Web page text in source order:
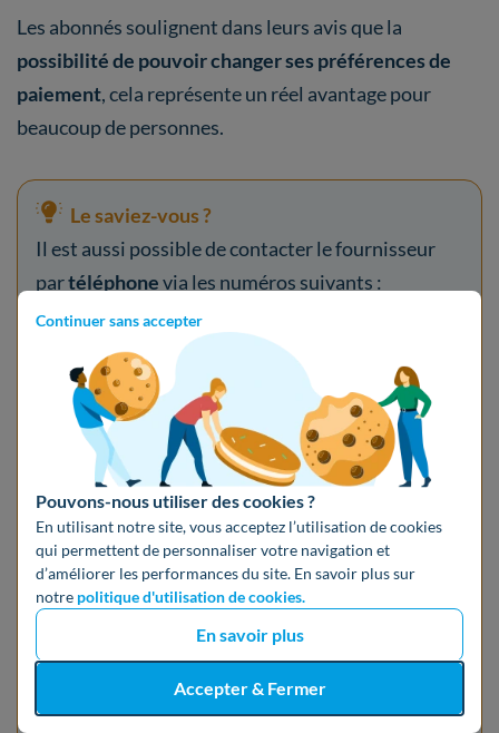
Continuer sans accepter
Pouvons-nous utiliser des cookies ?
En utilisant notre site, vous acceptez l’utilisation de cookies
qui permettent de personnaliser votre navigation et
d’améliorer les performances du site. En savoir plus sur
notre politique d'utilisation de cookies.
En savoir plus
Accepter & Fermer
Les abonnés soulignent dans leurs avis que la
possibilité de pouvoir changer ses préférences de
paiement, cela représente un réel avantage pour
beaucoup de personnes.
Le saviez-vous ?
Il est aussi possible de contacter le fournisseur
partéléphonevia les numéros suivants :
01 88 24 13 67(pour contacter le service
souscription) ;
01 78 90 67 15(pour contacter le service
client).
Mega Energie est aussi très réactif par
l’adresse suivanteinfo@mega-energie.fr.